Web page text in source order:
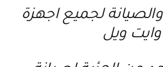
لجميع اجهزة
وايت ويل